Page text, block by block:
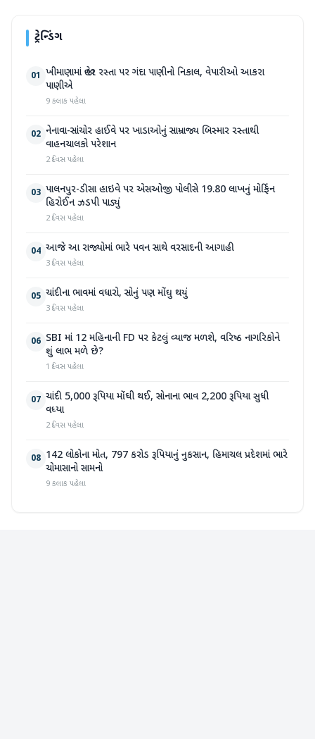
ટ્રેન્ડિંગ
01 ખીમાણામાં જાહેર રસ્તા પર ગંદા પાણીનો નિકાલ, વેપારીઓ આકરા
પાણીએ
9 કલાક પહેલા
02 નેનાવા-સાંચોર હાઈવે પર ખાડાઓનું સામ્રાજ્ય બિસ્માર રસ્તાથી
વાહનચાલકો પરેશાન
2 દિવસ પહેલા
03 પાલનપુર-ડીસા હાઇવે પર એસઓજી પોલીસે 19.80 લાખનું મોર્ફિન
હિરોઈન ઝડપી પાડ્યું
2 દિવસ પહેલા
04 આજે આ રાજ્યોમાં ભારે પવન સાથે વરસાદની આગાહી
3 દિવસ પહેલા
05 ચાંદીના ભાવમાં વધારો, સોનું પણ મોંઘુ થયું
3 દિવસ પહેલા
06 SBI માં 12 મહિનાની FD પર કેટલું વ્યાજ મળશે, વરિષ્ઠ નાગરિકોને
શું લાભ મળે છે?
1 દિવસ પહેલા
07 ચાંદી 5,000 રૂપિયા મોંઘી થઈ, સોનાના ભાવ 2,200 રૂપિયા સુધી
વધ્યા
2 દિવસ પહેલા
08 142 લોકોના મોત, 797 કરોડ રૂપિયાનું નુકસાન, હિમાચલ પ્રદેશમાં ભારે
ચોમાસાનો સામનો
9 કલાક પહેલા